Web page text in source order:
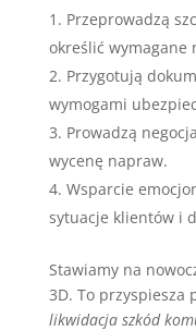
Przeprowadzą
określić wymagane
Przygotują
wymogami
Prowadzą
wycenę napraw.
Wsparcie
sytuacje klientów i
Stawiamy na
3D. To przyspiesza
likwidacja szkód